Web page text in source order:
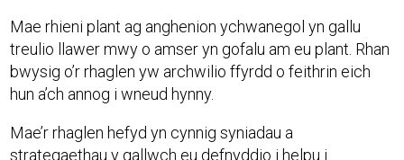
Mae rhieni plant ag anghenion ychwanegol yn gallu
treulio llawer mwy o amser yn gofalu am eu plant. Rhan
bwysig o’r rhaglen yw archwilio ffyrdd o feithrin eich
hun a’ch annog i wneud hynny.
Mae’r rhaglen hefyd yn cynnig syniadau a
strategaethau y gallwch eu defnyddio i helpu i